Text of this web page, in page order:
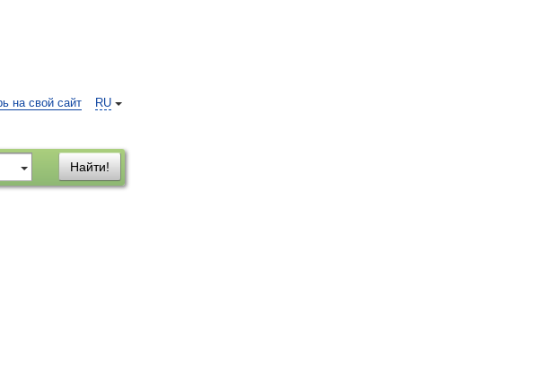
RU
на свой сайт
Найти!